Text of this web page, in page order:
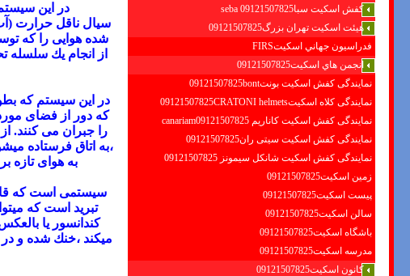
کفش اسکیت سبا09121507825 seba
هیئت اسکیت تهران بزرگ09121507825
فدراسيون جهاني اسكيتFIRS
انجمن هاي اسكيت09121507825
نمایندگی کفش اسکیت بونت09121507825bont
نمایندگی کلاه اسکیت09121507825CRATONI helmets
نمایندگی کفش اسکیت كاناريم canariam09121507825
نمایندگی کفش اسکیت سیتی ران09121507825
نمایندگی کفش اسکیت شانكل سيمونز 09121507825
زمین اسکیت09121507825
پیست اسکیت09121507825
سالن اسکیت09121507825
باشگاه اسکیت09121507825
مدرسه اسکیت09121507825
کانون اسکیت09121507825
در این
سیال ناقل حرارت
شده هوایی را كه
از انجام یك سلسله
در این سیستم كه
كه دور از فضای مورد
را جبران می كنند.
،به اتاق فرستاده
به هوای تازه
سیستمی است كه
تبرید است كه
كندانسور یا
میكند ،خنك شده و